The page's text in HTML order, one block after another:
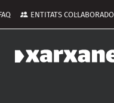
d'usuari
ENTITATS